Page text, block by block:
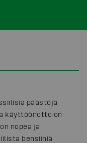
päästöjä
käyttöönotto on
nopea ja
bensiiniä